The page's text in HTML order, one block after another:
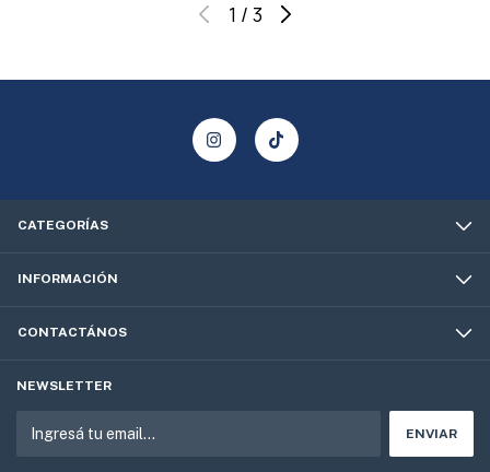
1 / 3
CATEGORÍAS
INFORMACIÓN
CONTACTÁNOS
NEWSLETTER